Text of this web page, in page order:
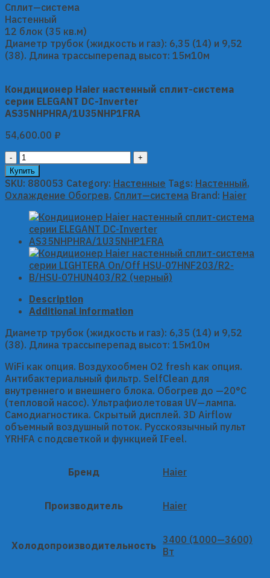
Сплит—система
Настенный
12 блок (35 кв.м)
Диаметр трубок (жидкость и газ): 6,35 (14) и 9,52
(38). Длина трассыперепад высот: 15м10м
Кондиционер Haier настенный сплит-система
серии ELEGANT DC-Inverter
AS35NHPHRA/1U35NHP1FRA
54,600.00 ₽
Кондиционер
Haier
настенный
сплит-
система
серии
ELEGANT
DC-
Inverter
AS35NHPHRA/1U35NHP1FRA
quantity
Купить
SKU: 880053 Category: Настенные Tags: Настенный,
Охлаждение Обогрев, Сплит—система Brand: Haier
Description
Additional information
Диаметр трубок (жидкость и газ): 6,35 (14) и 9,52
(38). Длина трассыперепад высот: 15м10м
WiFi как опция. Воздухообмен О2 fresh как опция.
Антибактериальный фильтр. SelfClean для
внутреннего и внешнего блока. Обогрев до —20°C
(тепловой насос). Ультрафиолетовая UV—лампа.
Самодиагностика. Скрытый дисплей. 3D Airflow
объемный воздушный поток. Русскоязычный пульт
YRHFA с подсветкой и функцией IFeel.
Бренд Haier
Производитель Haier
Холодопроизводительность
3400 (1000—3600)
Вт